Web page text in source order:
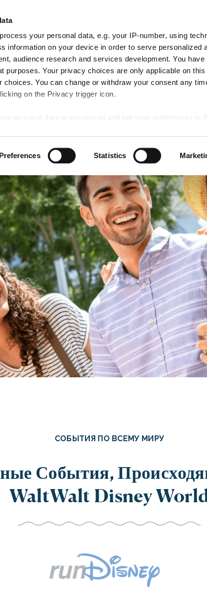
your personal data, e.g. your IP-number, using
information on your device in order to serve personalized
audience research and services development. You
purposes. Your privacy choices are only applicable on
choices. You can change or withdraw your consent any
on the Privacy trigger icon.
personal data is processed and set your preferences in
content and ads, to provide social media features and
about your use of our site with our social media,
combine it with other information that you’ve provided to
use of their services.
Statistics
Столовая Деятельность
Специальные
предложения
8 Sat
9 Sun
СОБЫТИЯ ПО ВСЕМУ МИРУ
События,
WaltWalt Disney